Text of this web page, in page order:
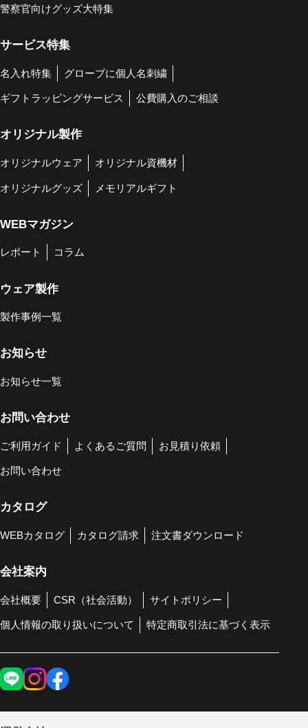
警察官向けグッズ大特集
サービス特集
名入れ特集 グローブに個人名刺繍
ギフトラッピングサービス 公費購入のご相談
オリジナル製作
オリジナルウェア オリジナル資機材
オリジナルグッズ メモリアルギフト
WEBマガジン
レポート コラム
ウェア製作
製作事例一覧
お知らせ
お知らせ一覧
お問い合わせ
ご利用ガイド よくあるご質問 お見積り依頼
お問い合わせ
カタログ
WEBカタログ カタログ請求 注文書ダウンロード
会社案内
会社概要 CSR（社会活動） サイトポリシー
個人情報の取り扱いについて 特定商取引法に基づく表示